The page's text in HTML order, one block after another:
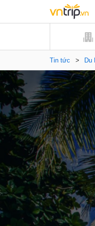
Tin tức > Du